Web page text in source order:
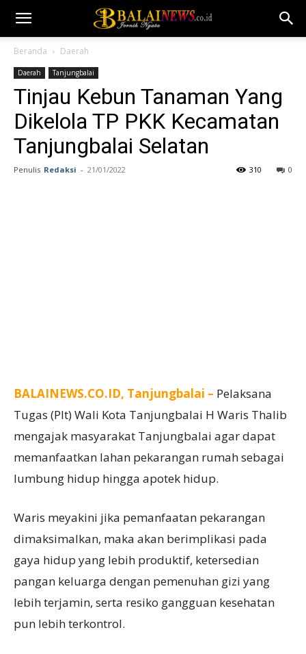
Beranda Daerah
Daerah Tanjungbalai
Tinjau Kebun Tanaman Yang
Dikelola TP PKK Kecamatan
Tanjungbalai Selatan
Penulis Redaksi - 21/01/2022 0
310
BALAINEWS.CO.ID, Tanjungbalai – Pelaksana
Tugas (Plt) Wali Kota Tanjungbalai H Waris Thalib
mengajak masyarakat Tanjungbalai agar dapat
memanfaatkan lahan pekarangan rumah sebagai
lumbung hidup hingga apotek hidup.
Waris meyakini jika pemanfaatan pekarangan
dimaksimalkan, maka akan berimplikasi pada
gaya hidup yang lebih produktif, ketersedian
pangan keluarga dengan pemenuhan gizi yang
lebih terjamin, serta resiko gangguan kesehatan
pun lebih terkontrol.